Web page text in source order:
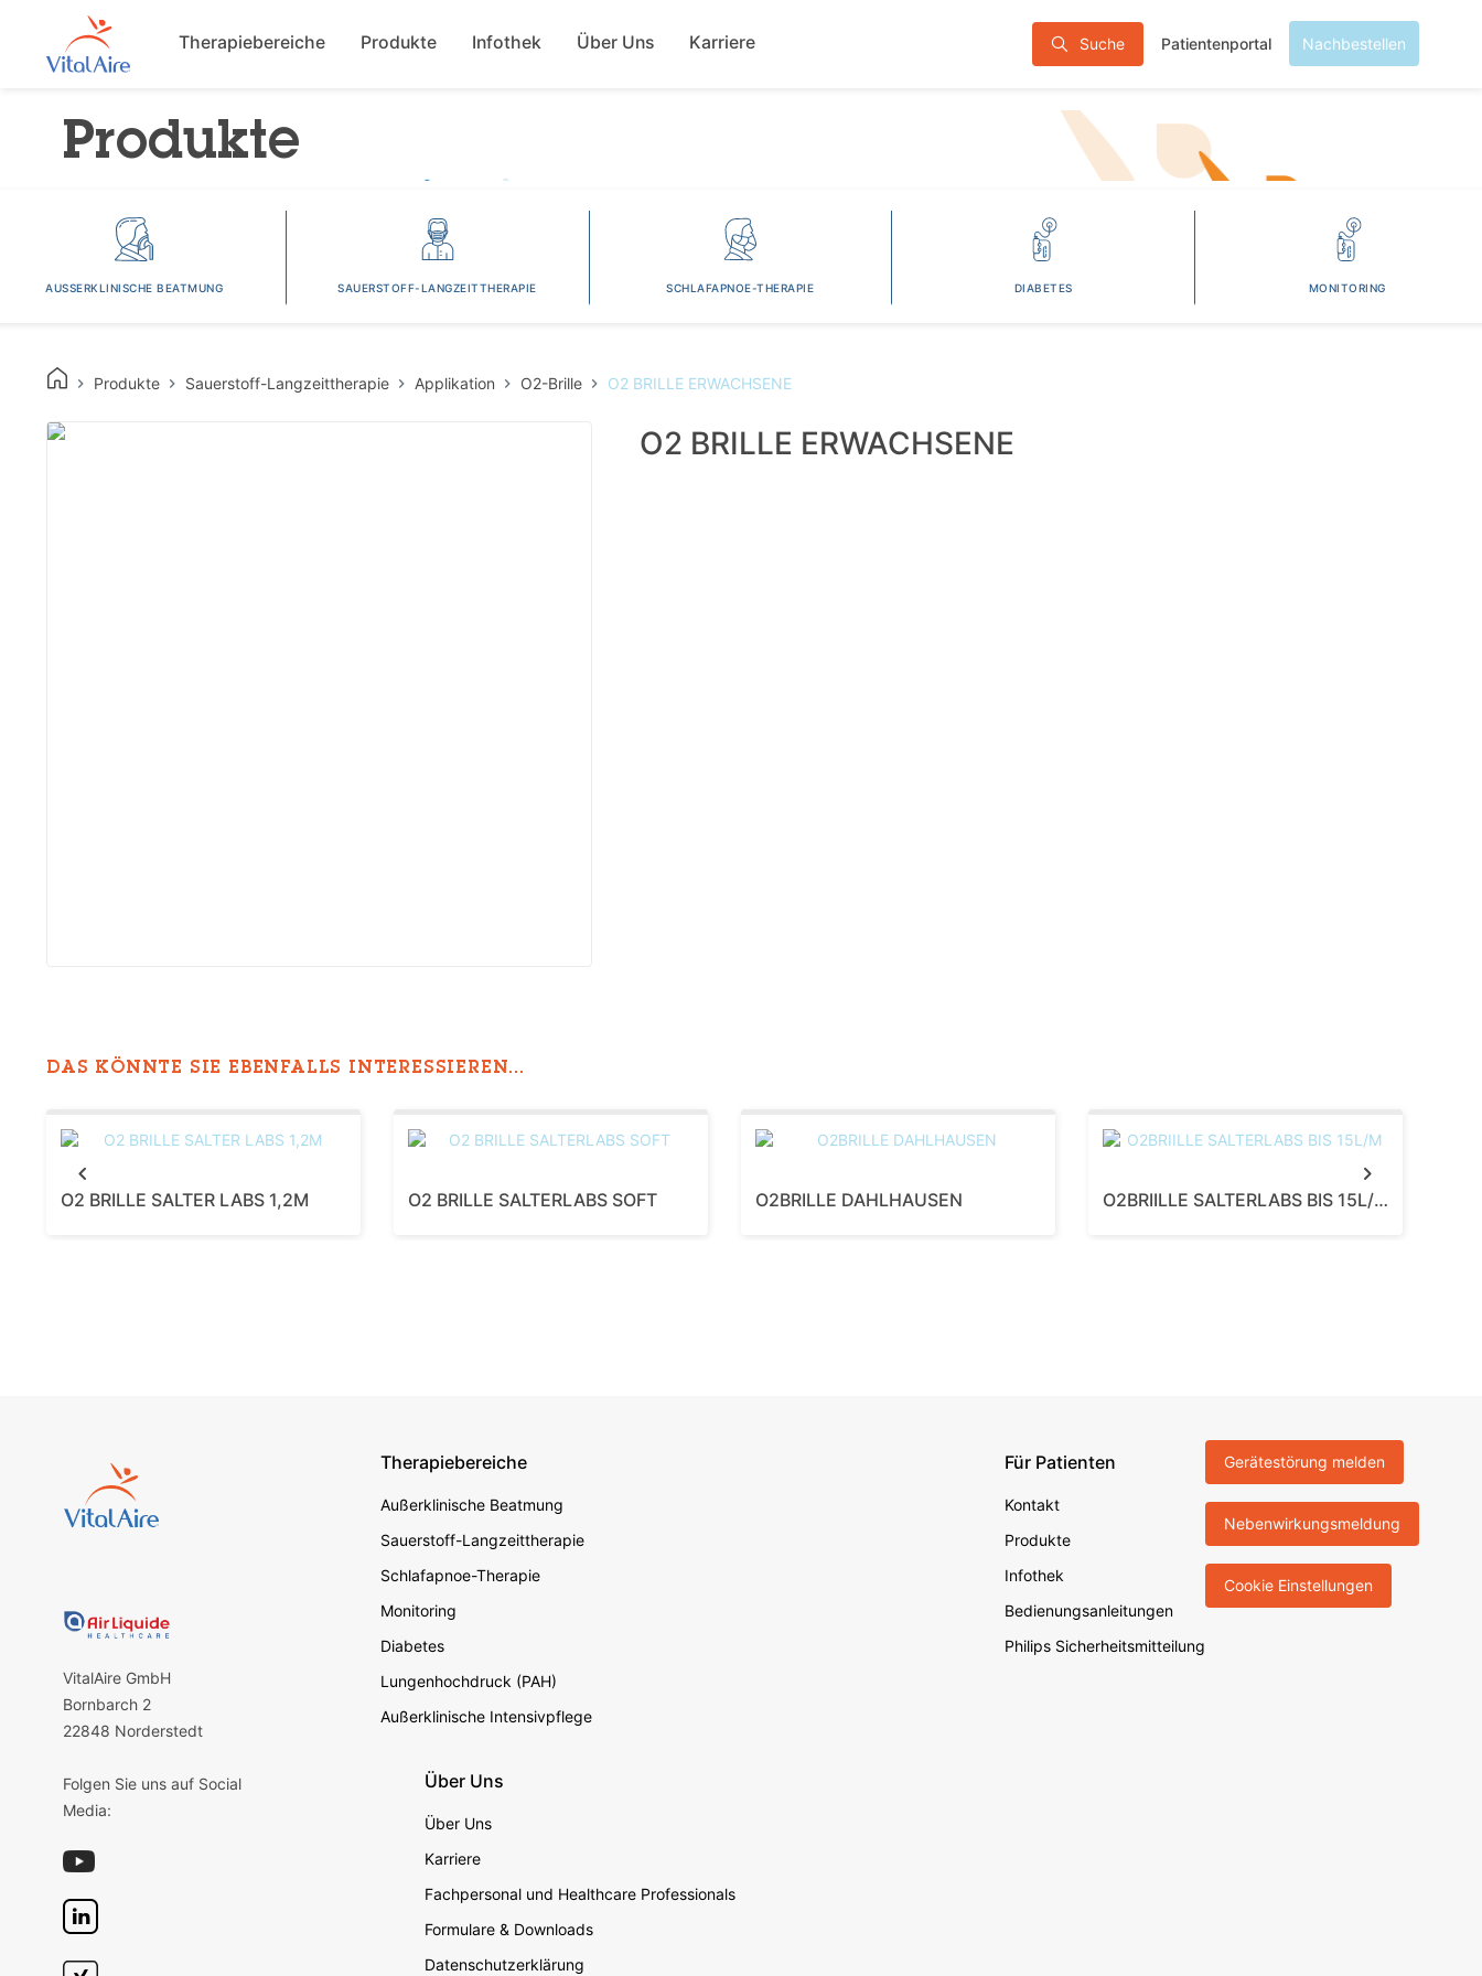
zum
Suche Patientenportal Nachbestellen
Main navigation
Therapiebereiche Produkte Infothek Über Uns Karriere
Produkte
AUSSERKLINISCHE BEATMUNG SAUERSTOFF-LANGZEITTHERAPIE SCHLAFAPNOE-THERAPIE DIABETES MONITORING
Produkte Sauerstoff-Langzeittherapie Applikation O2-Brille O2 BRILLE ERWACHSENE
O2 BRILLE ERWACHSENE
DAS KÖNNTE SIE EBENFALLS INTERESSIEREN...
O2 BRILLE SALTER LABS 1,2M O2 BRILLE SALTERLABS SOFT O2BRILLE DAHLHAUSEN O2BRIILLE SALTERLABS BIS 15L/M
VitalAire GmbH
Bornbarch 2
22848 Norderstedt
Folgen Sie uns auf Social
Media:
Footer secondary
Therapiebereiche
Außerklinische Beatmung
Sauerstoff-Langzeittherapie
Schlafapnoe-Therapie
Monitoring
Diabetes
Lungenhochdruck (PAH)
Außerklinische Intensivpflege
Für Patienten
Kontakt
Produkte
Infothek
Bedienungsanleitungen
Philips Sicherheitsmitteilung
Über Uns
Über Uns
Karriere
Fachpersonal und Healthcare Professionals
Formulare & Downloads
Datenschutzerklärung
Gerätestörung melden
Nebenwirkungsmeldung
Cookie Einstellungen